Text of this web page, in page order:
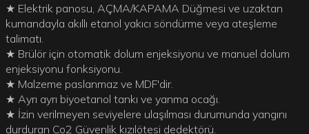
★ Elektrik panosu, AÇMA/KAPAMA Düğmesi ve uzaktan
kumandayla akıllı etanol yakıcı söndürme veya ateşleme
talimatı.
★ Brülör için otomatik dolum enjeksiyonu ve manuel dolum
enjeksiyonu fonksiyonu.
★ Malzeme paslanmaz ve MDF'dir.
★ Ayrı ayrı biyoetanol tankı ve yanma ocağı.
★ İzin verilmeyen seviyelere ulaşılması durumunda yangını
durduran Co2 Güvenlik kızılötesi dedektörü.